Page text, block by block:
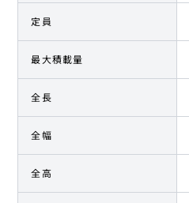
定員
最大積載量
全長
全幅
全高